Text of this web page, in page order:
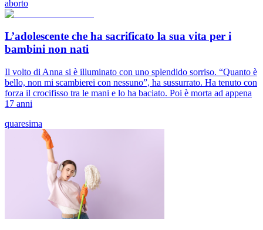
aborto
L’adolescente che ha sacrificato la sua vita per i
bambini non nati
Il volto di Anna si è illuminato con uno splendido sorriso. “Quanto è
bello, non mi scambierei con nessuno”, ha sussurrato. Ha tenuto con
forza il crocifisso tra le mani e lo ha baciato. Poi è morta ad appena
17 anni
quaresima